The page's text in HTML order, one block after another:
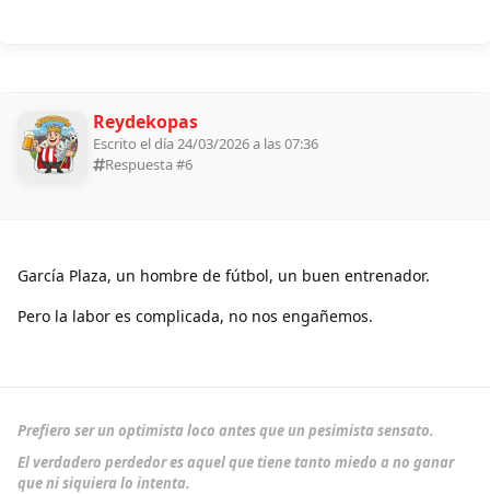
Reydekopas
Escrito el día 24/03/2026 a las 07:36
Respuesta #6
García Plaza, un hombre de fútbol, un buen entrenador.
Pero la labor es complicada, no nos engañemos.
Prefiero ser un optimista loco antes que un pesimista sensato.
El verdadero perdedor es aquel que tiene tanto miedo a no ganar
que ni siquiera lo intenta.